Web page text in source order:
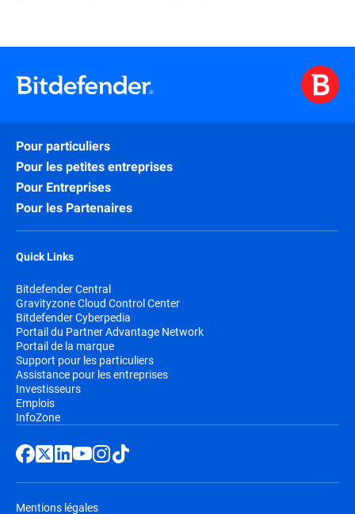
Pour particuliers
Pour les petites entreprises
Pour Entreprises
Pour les Partenaires
Quick Links
Bitdefender Central
Gravityzone Cloud Control Center
Bitdefender Cyberpedia
Portail du Partner Advantage Network
Portail de la marque
Support pour les particuliers
Assistance pour les entreprises
Investisseurs
Emplois
InfoZone
Mentions légales